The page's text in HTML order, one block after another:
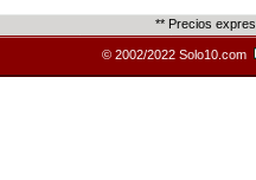
** Precios
© 2002/2022 Solo10.com